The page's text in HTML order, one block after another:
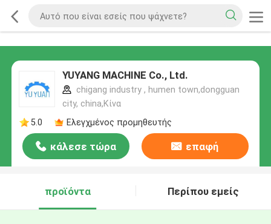
YUYANG MACHINE Co., Ltd.
chigang industry , humen town,dongguan
city, china,Κίνα
5.0
Ελεγχμένος προμηθευτής
κάλεσε τώρα επαφή
προϊόντα Περίπου εμείς